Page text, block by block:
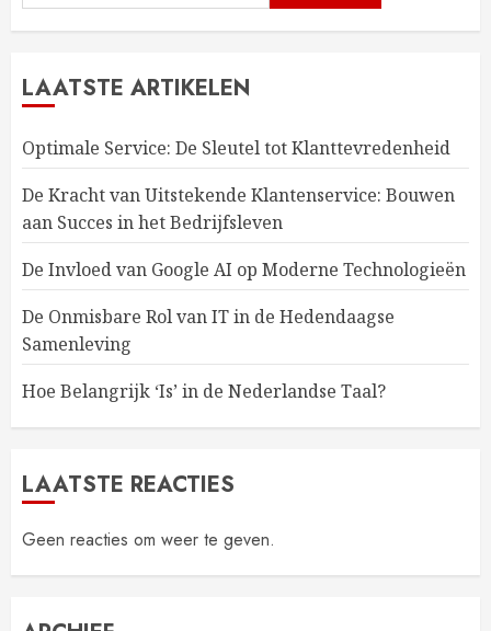
LAATSTE ARTIKELEN
Optimale Service: De Sleutel tot Klanttevredenheid
De Kracht van Uitstekende Klantenservice: Bouwen
aan Succes in het Bedrijfsleven
De Invloed van Google AI op Moderne Technologieën
De Onmisbare Rol van IT in de Hedendaagse
Samenleving
Hoe Belangrijk ‘Is’ in de Nederlandse Taal?
LAATSTE REACTIES
Geen reacties om weer te geven.